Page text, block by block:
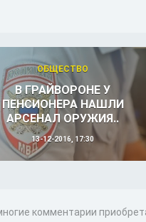
ОБЩЕСТВО
В ГРАЙВОРОНЕ У
ПЕНСИОНЕРА НАШЛИ
АРСЕНАЛ ОРУЖИЯ..
13-12-2016, 17:30
комментарии